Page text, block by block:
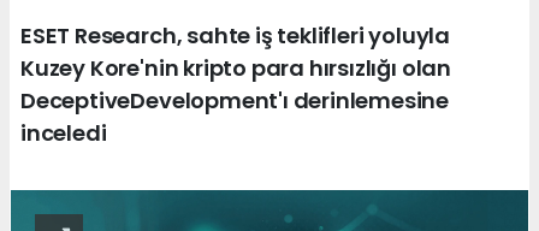
ESET Research, sahte iş teklifleri yoluyla
Kuzey Kore'nin kripto para hırsızlığı olan
DeceptiveDevelopment'ı derinlemesine
inceledi